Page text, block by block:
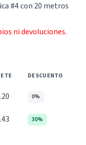
#4 con 20 metros
ni devoluciones.
DESCUENTO
0%
30%